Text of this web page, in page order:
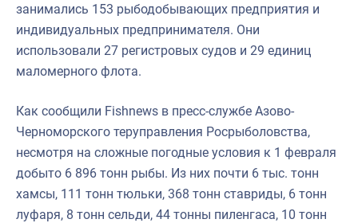
Укрепление духовно-нравственных ценностей
События в России и мире
занимались 153 рыбодобывающих предприятия и
индивидуальных предпринимателя. Они
использовали 27 регистровых судов и 29 единиц
маломерного флота.
Как сообщили Fishnews в пресс-службе Азово-
Черноморского теруправления Росрыболовства,
несмотря на сложные погодные условия к 1 февраля
добыто 6 896 тонн рыбы. Из них почти 6 тыс. тонн
хамсы, 111 тонн тюльки, 368 тонн ставриды, 6 тонн
луфаря, 8 тонн сельди, 44 тонны пиленгаса, 10 тонн